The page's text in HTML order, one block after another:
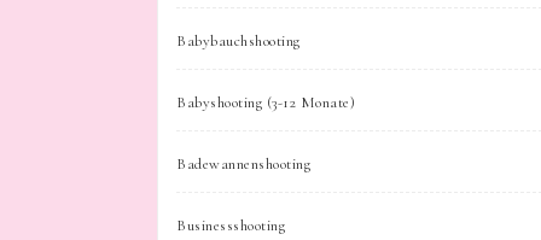
Babybauchshooting
Babyshooting (3-12 Monate)
Badewannenshooting
Businessshooting